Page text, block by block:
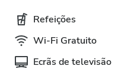
Refeições
Wi-Fi Gratuito
Ecrãs de televisão